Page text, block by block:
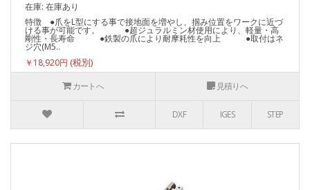
在庫: 在庫あり
特徴 ●爪をL型にする事で接地面を増やし、掴み位置をワークに近づ
ける事が可能です。 ●超ジュラルミン材使用により、軽量・高
剛性・長寿命 ●鉄製の爪により耐摩耗性を向上 ●取付はネ
ジ穴(M5..
￥18,920円
カートへ
見積りへ
DXF IGES STEP